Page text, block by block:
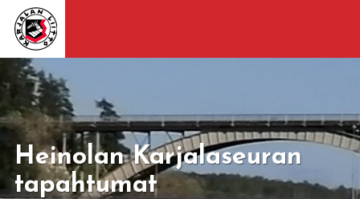
Heinolan Karjalaseuran
tapahtumat